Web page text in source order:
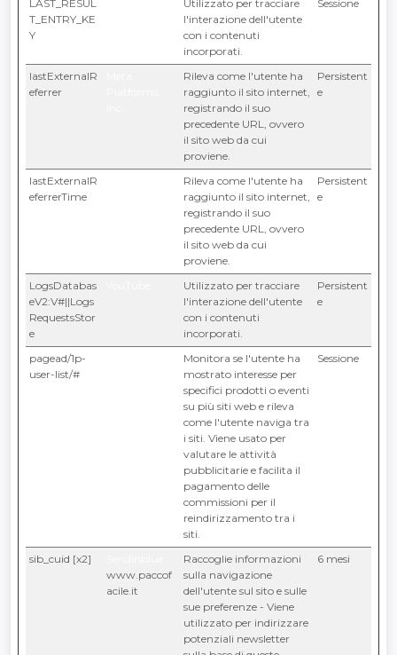
LAST_RESUL
T_ENTRY_KE
Y
Utilizzato per tracciare
l'interazione dell'utente
con i contenuti
incorporati.
Sessione
lastExternalR
eferrer
Rileva come l'utente ha
raggiunto il sito internet,
registrando il suo
precedente URL, ovvero
il sito web da cui
proviene.
Persistent
e
lastExternalR
eferrerTime
Rileva come l'utente ha
raggiunto il sito internet,
registrando il suo
precedente URL, ovvero
il sito web da cui
proviene.
Persistent
e
LogsDatabas
eV2:V#||Logs
RequestsStor
e
Utilizzato per tracciare
l'interazione dell'utente
con i contenuti
incorporati.
Persistent
e
pagead/1p-
user-list/#
Monitora se l'utente ha
mostrato interesse per
specifici prodotti o eventi
su più siti web e rileva
come l'utente naviga tra
i siti. Viene usato per
valutare le attività
pubblicitarie e facilita il
pagamento delle
commissioni per il
reindirizzamento tra i
siti.
Sessione
sib_cuid [x2]
www.paccof
acile.it
Raccoglie informazioni
sulla navigazione
dell'utente sul sito e sulle
sue preferenze - Viene
utilizzato per indirizzare
potenziali newsletter
6 mesi